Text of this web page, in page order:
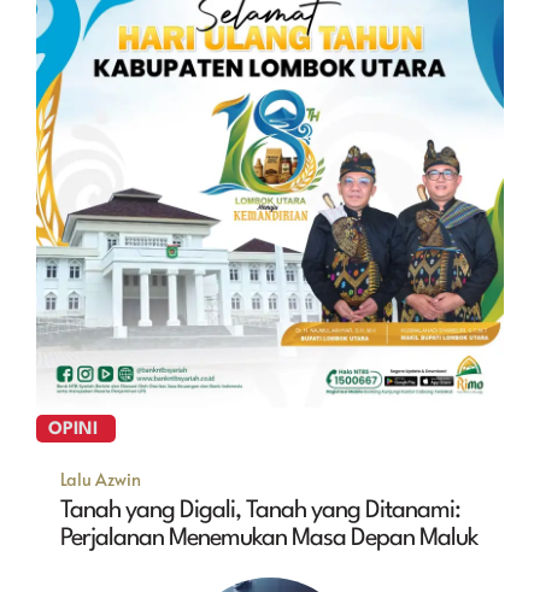
OPINI
Lalu Azwin
Tanah yang Digali, Tanah yang Ditanami:
Perjalanan Menemukan Masa Depan Maluk